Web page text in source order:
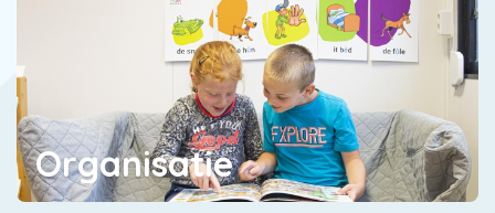
Organisatie